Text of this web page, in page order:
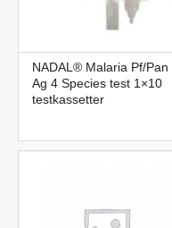
NADAL® Malaria Pf/Pan
Ag 4 Species test 1×10
testkassetter